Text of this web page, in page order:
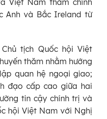
Anh và Bắc Ireland từ
tịch Quốc hội Việt
thăm nhằm hướng
quan hệ ngoại giao;
đạo cấp cao giữa hai
tin cậy chính trị và
hội Việt Nam với Nghị